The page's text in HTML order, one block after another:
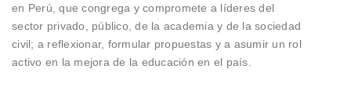
en Perú, que congrega y compromete a líderes del
sector privado, público, de la academia y de la sociedad
civil; a reflexionar, formular propuestas y a asumir un rol
activo en la mejora de la educación en el país.